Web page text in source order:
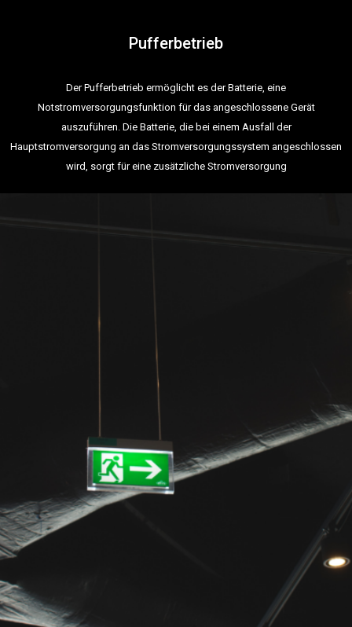
Pufferbetrieb
Der Pufferbetrieb ermöglicht es der Batterie, eine
Notstromversorgungsfunktion für das angeschlossene Gerät
auszuführen. Die Batterie, die bei einem Ausfall der
Hauptstromversorgung an das Stromversorgungssystem angeschlossen
wird, sorgt für eine zusätzliche Stromversorgung